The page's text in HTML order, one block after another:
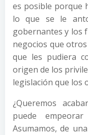
es posible porque
lo que se le
gobernantes y los
negocios que
que les pudiera
origen de los
legislación que los
¿Queremos
puede
Asumamos, de